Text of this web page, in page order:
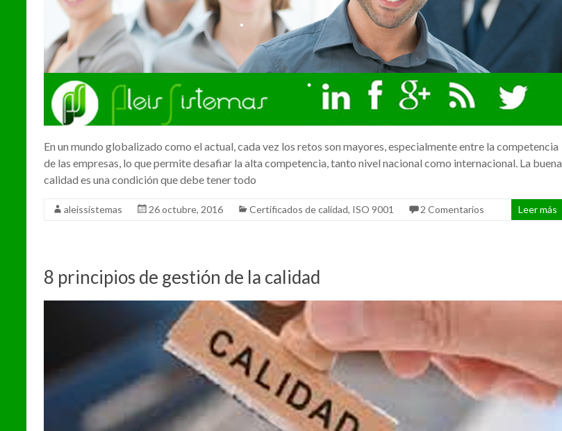
En un mundo globalizado como el actual, cada vez los retos son mayores, especialmente entre la competencia
de las empresas, lo que permite desafiar la alta competencia, tanto nivel nacional como internacional. La buena
calidad es una condición que debe tener todo
aleissistemas 26 octubre, 2016 Certificados de calidad, ISO 9001 2 Comentarios Leer más
8 principios de gestión de la calidad
•
•
•
•